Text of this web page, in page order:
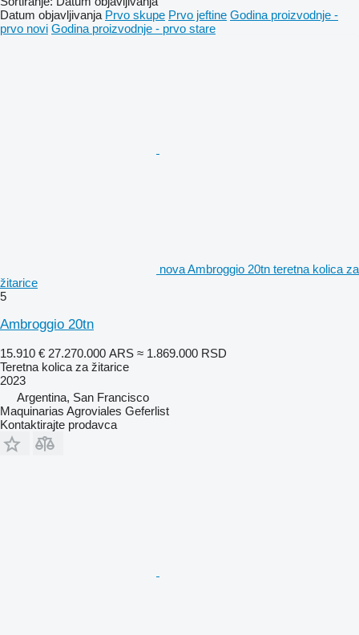
Datum objavljivanja Prvo skupe Prvo jeftine Godina proizvodnje -
prvo novi Godina proizvodnje - prvo stare
nova Ambroggio 20tn teretna kolica za
žitarice
5
Ambroggio 20tn
15.910 € 27.270.000 ARS ≈ 1.869.000 RSD
Teretna kolica za žitarice
2023
Argentina, San Francisco
Maquinarias Agroviales Geferlist
Kontaktirajte prodavca